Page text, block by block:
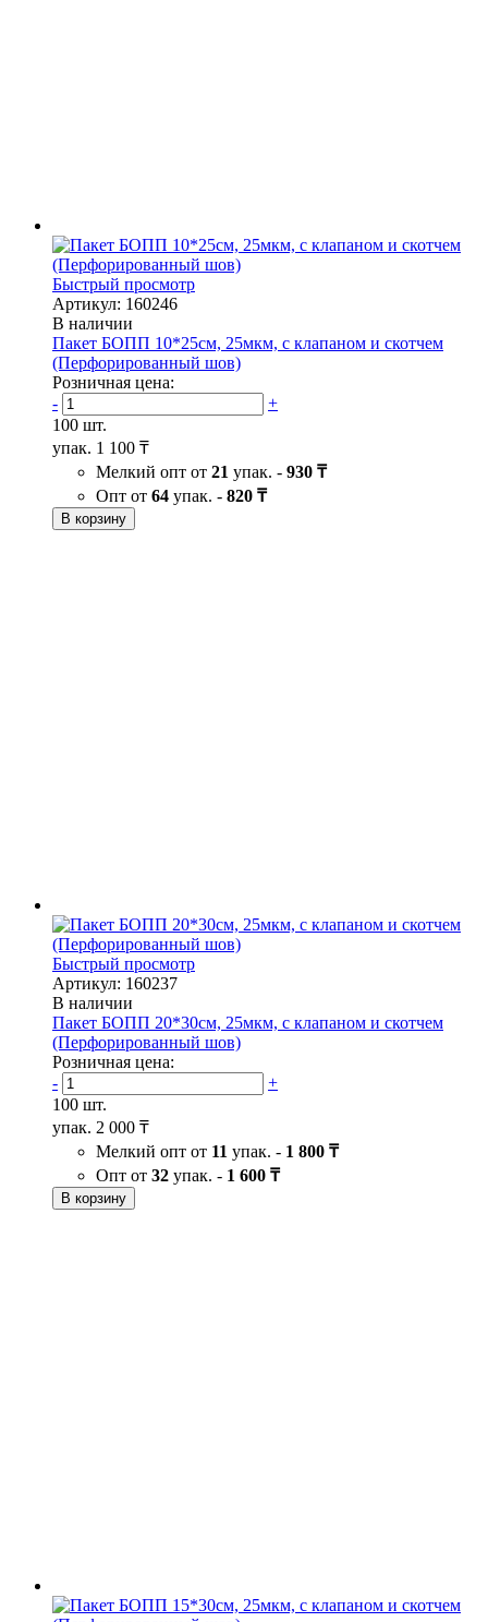
Быстрый просмотр
Артикул: 160246
В наличии
Пакет БОПП 10*25см, 25мкм, с клапаном и скотчем
(Перфорированный шов)
Розничная цена:
-
+
100 шт.
упак. 1 100 ₸
Мелкий опт от 21 упак. - 930 ₸
Опт от 64 упак. - 820 ₸
В корзину
Быстрый просмотр
Артикул: 160237
В наличии
Пакет БОПП 20*30см, 25мкм, с клапаном и скотчем
(Перфорированный шов)
Розничная цена:
-
+
100 шт.
упак. 2 000 ₸
Мелкий опт от 11 упак. - 1 800 ₸
Опт от 32 упак. - 1 600 ₸
В корзину